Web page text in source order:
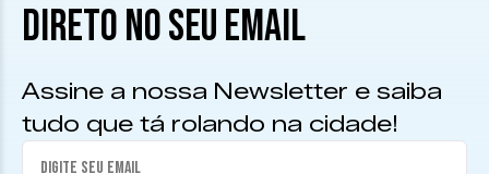
DIRETO NO SEU EMAIL
Assine a nossa Newsletter e saiba
tudo que tá rolando na cidade!